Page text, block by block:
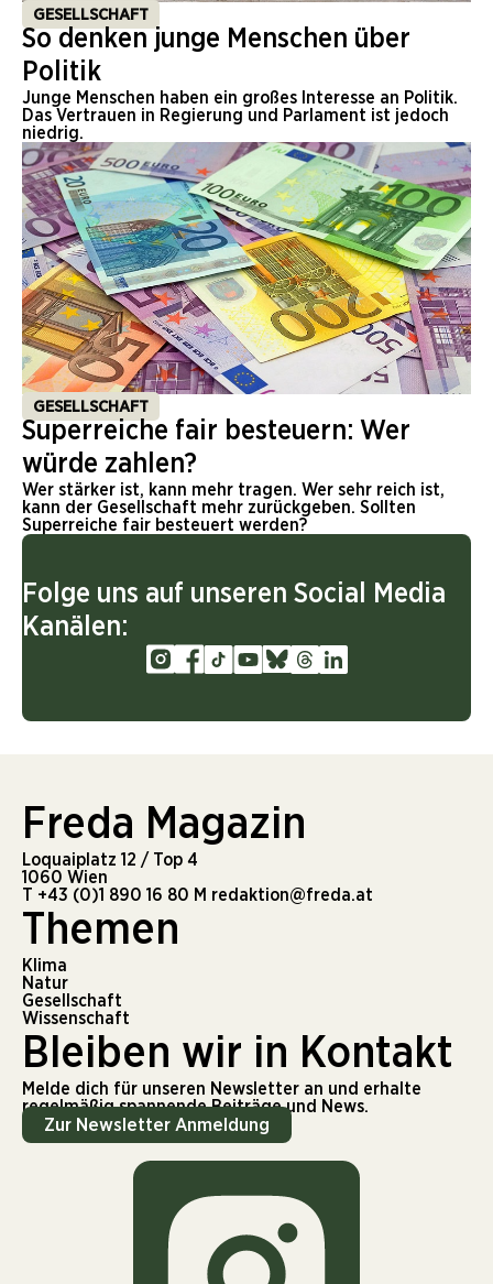
GESELLSCHAFT
So denken junge Menschen über
Politik
Junge Menschen haben ein großes Interesse an Politik.
Das Vertrauen in Regierung und Parlament ist jedoch
niedrig.
GESELLSCHAFT
Superreiche fair besteuern: Wer
würde zahlen?
Wer stärker ist, kann mehr tragen. Wer sehr reich ist,
kann der Gesellschaft mehr zurückgeben. Sollten
Superreiche fair besteuert werden?
Folge uns auf unseren Social Media
Kanälen:
Freda Magazin
Loquaiplatz 12 / Top 4
1060 Wien
T +43 (0)1 890 16 80 M redaktion@freda.at
Themen
Klima
Natur
Gesellschaft
Wissenschaft
Bleiben wir in Kontakt
Melde dich für unseren Newsletter an und erhalte
regelmäßig spannende Beiträge und News.
Zur Newsletter Anmeldung